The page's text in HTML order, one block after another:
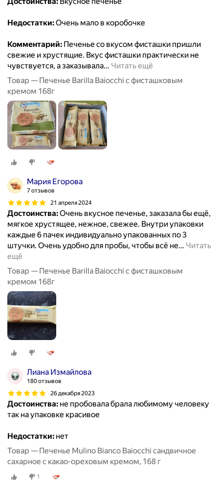
Недостатки:Очень мало в коробочке
Комментарий: Печенье со вкусом фисташки пришли
свежие и хрустящие. Вкус фисташки практически не
чувствуется, а заказывала… Читать ещё
Товар — Печенье Barilla Baiocchi с фисташковым
кремом 168г
Мария Егорова
7 отзывов
21 апреля 2024
Достоинства:Очень вкусное печенье, заказала бы ещё,
мягкое хрустящее, нежное, свежее. Внутри упаковки
каждые 6 пачек индивидуально упакованных по 3
штучки. Очень удобно для пробы, чтобы всё не… Читать
ещё
Товар — Печенье Barilla Baiocchi с фисташковым
кремом 168г
Лиана Измайлова
180 отзывов
26 декабря 2023
Достоинства: не пробовала брала любимому человеку
так на упаковке красивое
Недостатки: нет
Товар — Печенье Mulino Bianco Baiocchi сандвичное
сахарное с какао-ореховым кремом, 168 г
1